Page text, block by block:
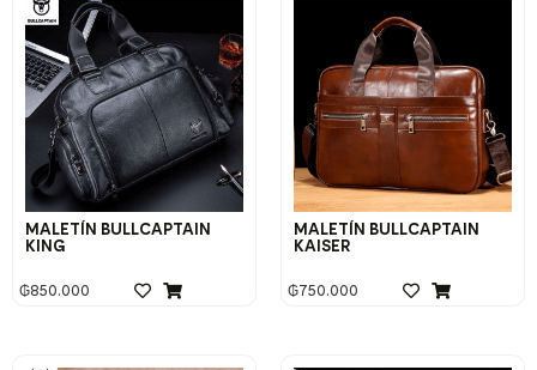
MALETÍN BULLCAPTAIN
KING
₲850.000
MALETÍN BULLCAPTAIN
KAISER
₲750.000